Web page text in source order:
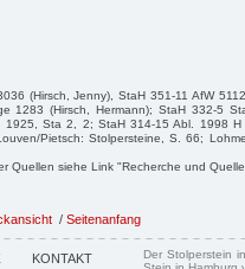
(Hirsch, Jenny), StaH 351-11 AfW
1283 (Hirsch, Hermann); StaH 332-5
1925, Sta 2, 2; StaH 314-15 Abl. 1998
Pietsch: Stolpersteine, S. 66;
Quellen siehe Link "Recherche und
/ Seitenanfang
KONTAKT
Der Stolperstein